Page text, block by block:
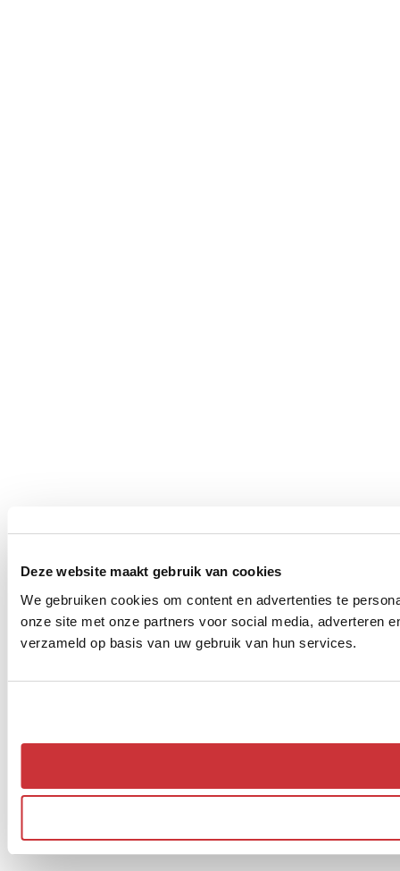
Deze website maakt gebruik van cookies
We gebruiken cookies om content en advertenties te
onze site met onze partners voor social media, adverteren
verzameld op basis van uw gebruik van hun services.